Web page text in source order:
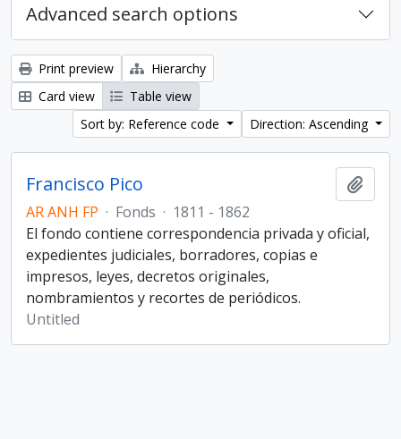
Advanced search options
Print preview
Hierarchy
Card view
Table view
Sort by: Reference code
Direction: Ascending
Francisco Pico
AR ANH FP · Fonds · 1811 - 1862
El fondo contiene correspondencia privada y oficial,
expedientes judiciales, borradores, copias e
impresos, leyes, decretos originales,
nombramientos y recortes de periódicos.
Untitled